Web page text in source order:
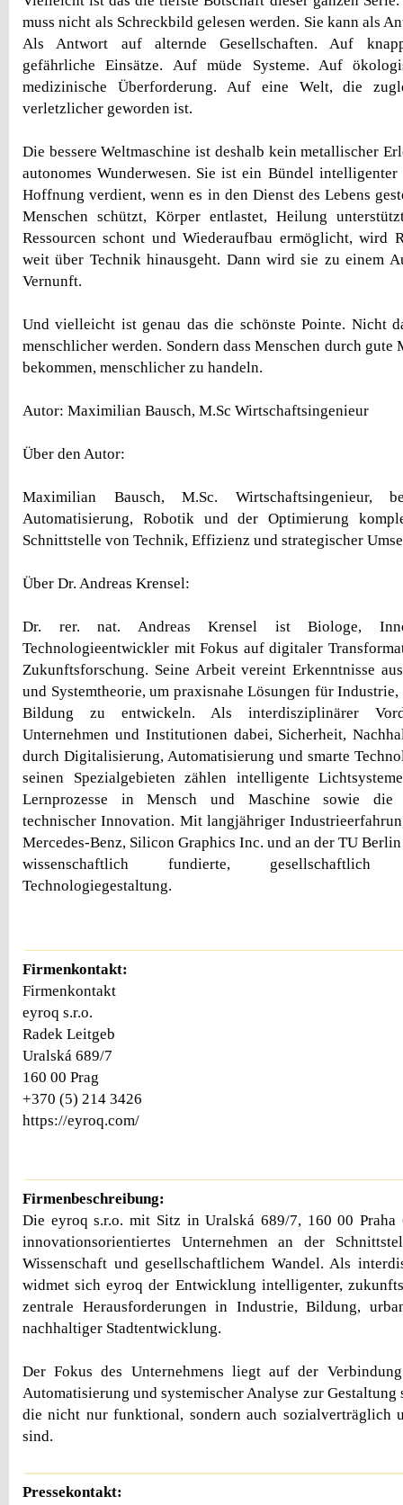
muss nicht als Schreckbild gelesen werden. Sie kann als
Als Antwort auf alternde Gesellschaften. Auf
gefährliche Einsätze. Auf müde Systeme. Auf
medizinische Überforderung. Auf eine Welt, die
verletzlicher geworden ist.
Die bessere Weltmaschine ist deshalb kein metallischer
autonomes Wunderwesen. Sie ist ein Bündel intelligenter
Hoffnung verdient, wenn es in den Dienst des Lebens
Menschen schützt, Körper entlastet, Heilung
Ressourcen schont und Wiederaufbau ermöglicht, wird
weit über Technik hinausgeht. Dann wird sie zu einem
Vernunft.
Und vielleicht ist genau das die schönste Pointe. Nicht
menschlicher werden. Sondern dass Menschen durch gute
bekommen, menschlicher zu handeln.
Autor: Maximilian Bausch, M.Sc Wirtschaftsingenieur
Über den Autor:
Maximilian Bausch, M.Sc. Wirtschaftsingenieur,
Automatisierung, Robotik und der Optimierung
Schnittstelle von Technik, Effizienz und strategischer
Über Dr. Andreas Krensel:
Dr. rer. nat. Andreas Krensel ist Biologe,
Technologieentwickler mit Fokus auf digitaler
Zukunftsforschung. Seine Arbeit vereint Erkenntnisse
und Systemtheorie, um praxisnahe Lösungen für
Bildung zu entwickeln. Als interdisziplinärer
Unternehmen und Institutionen dabei, Sicherheit,
durch Digitalisierung, Automatisierung und smarte
seinen Spezialgebieten zählen intelligente
Lernprozesse in Mensch und Maschine sowie die
technischer Innovation. Mit langjähriger
Mercedes-Benz, Silicon Graphics Inc. und an der TU
wissenschaftlich fundierte, gesellschaftlich
Technologiegestaltung.
Firmenkontakt:
Firmenkontakt
eyroq s.r.o.
Radek Leitgeb
Uralská 689/7
160 00 Prag
+370 (5) 214 3426
https://eyroq.com/
Firmenbeschreibung:
Die eyroq s.r.o. mit Sitz in Uralská 689/7, 160 00 Praha
innovationsorientiertes Unternehmen an der
Wissenschaft und gesellschaftlichem Wandel. Als
widmet sich eyroq der Entwicklung intelligenter,
zentrale Herausforderungen in Industrie, Bildung,
nachhaltiger Stadtentwicklung.
Der Fokus des Unternehmens liegt auf der
Automatisierung und systemischer Analyse zur Gestaltung
die nicht nur funktional, sondern auch sozialverträglich
sind.
Pressekontakt: